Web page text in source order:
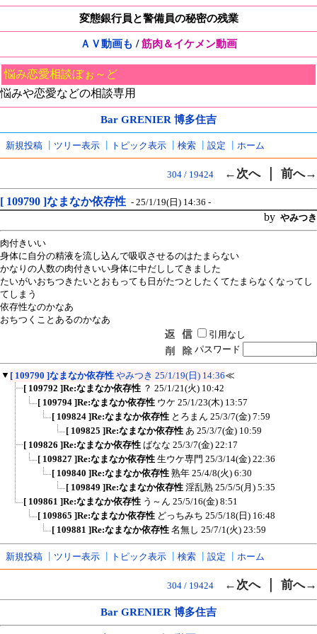
変態銀行員と警備員の秘密の残業
ＡＶ動画も /筋肉＆イケメン動画
悩み恋愛相談ぼぉ～ど
悩みや恋愛などの相談専用
Bar GRENIER 博多住吉
新規投稿 ツリー表示 トピック表示 検索 設定 ホーム
304 / 19424 ←次へ｜ 前へ→
[ 109790 ]なまなか依存性 - 25/1/19(日) 14:36 -
by やみつき
肉付きいい
身体に自分の精液を流し込んで吸収させるのはたまらない
かなりの人数の肉付きいい身体に中だししてきました
たいがいおちつきたいとおもっても日がたつとしたくてたまらなくなってし
てしまう
依存性なのかなあ
おちつくことあるのかなあ
引用なし
パスワード
▼ [ 109790 ]なまなか依存性 やみつき 25/1/19(日) 14:36≪
[ 109792 ]Re:なまなか依存性 ？ 25/1/21(火) 10:42
[ 109794 ]Re:なまなか依存性 ウケ 25/1/23(木) 13:57
[ 109824 ]Re:なまなか依存性 とろまん 25/3/7(金) 7:59
[ 109825 ]Re:なまなか依存性 あ 25/3/7(金) 10:59
[ 109826 ]Re:なまなか依存性 ばなな 25/3/7(金) 22:17
[ 109827 ]Re:なまなか依存性 生ウケ専門 25/3/14(金) 22:36
[ 109840 ]Re:なまなか依存性 熟年 25/4/8(火) 6:30
[ 109849 ]Re:なまなか依存性 淫乱熟 25/5/5(月) 5:35
[ 109861 ]Re:なまなか依存性 う～ん 25/5/16(金) 8:51
[ 109865 ]Re:なまなか依存性 どっちみち 25/5/18(日) 16:48
[ 109881 ]Re:なまなか依存性 名無し 25/7/1(火) 23:59
新規投稿 ツリー表示 トピック表示 検索 設定 ホーム
304 / 19424 ←次へ｜ 前へ→
Bar GRENIER 博多住吉